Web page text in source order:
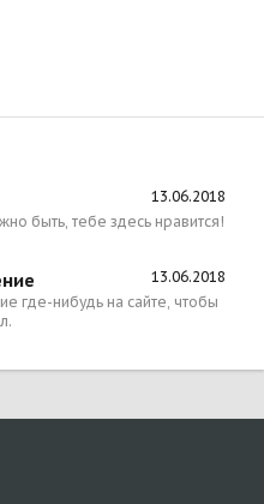
13.06.2018
быть, тебе здесь нравится!
13.06.2018
где-нибудь на сайте, чтобы